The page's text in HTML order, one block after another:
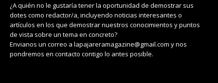
¿A quién no le gustaría tener la oportunidad de demostrar sus
dotes como redactor/a, incluyendo noticias interesantes o
artículos en los que demostrar nuestros conocimientos y puntos
de vista sobre un tema en concreto?
Envianos un correo a lapajareramagazine@gmail.com y nos
pondremos en contacto contigo lo antes posible.